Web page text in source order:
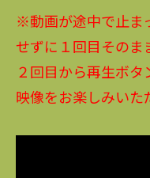
※動画が途中で止ま
せずに１回目そのま
２回目から再生ボ
映像をお楽しみいた